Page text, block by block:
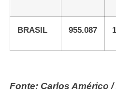
BRASIL 955.087
Fonte: Carlos Américo /